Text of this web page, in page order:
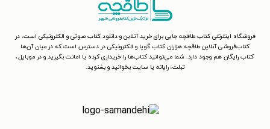
فروشگاه اینترنتی کتاب طاقچه جایی برای خرید آنلاین و دانلود کتاب صوتی و الکترونیکی است. در
کتاب‌فروشی آنلاین طاقچه هزاران کتاب گویا و الکترونیکی در دسترس است که در میان آن‌ها
کتاب رایگان هم وجود دارد. شما می‌توانید کتاب‌ها را خریداری کرده یا امانت بگیرید و در موبایل،
تبلت، رایانه یا سایت بخوانید و بشنوید.